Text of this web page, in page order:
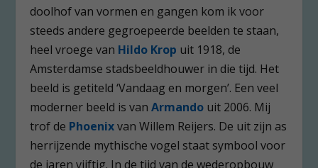
doolhof van vormen en gangen kom ik voor
steeds andere gegroepeerde beelden te staan,
heel vroege van Hildo Krop uit 1918, de
Amsterdamse stadsbeeldhouwer in die tijd. Het
beeld is getiteld ‘Vandaag en morgen’. Een veel
moderner beeld is vanArmando uit 2006. Mij
trof de Phoenixvan Willem Reijers. De uit zijn as
herrijzende mythische vogel staat symbool voor
de jaren vijftig. In de tijd van de wederopbouw